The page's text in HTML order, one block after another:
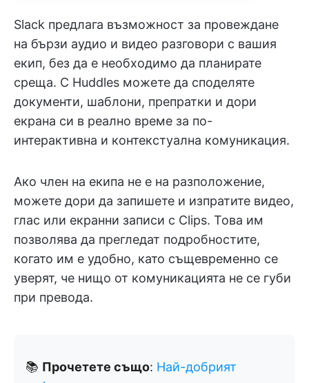
Slack предлага възможност за провеждане
на бързи аудио и видео разговори с вашия
екип, без да е необходимо да планирате
среща. С Huddles можете да споделяте
документи, шаблони, препратки и дори
екрана си в реално време за по-
интерактивна и контекстуална комуникация.
Ако член на екипа не е на разположение,
можете дори да запишете и изпратите видео,
глас или екранни записи с Clips. Това им
позволява да прегледат подробностите,
когато им е удобно, като същевременно се
уверят, че нищо от комуникацията не се губи
при превода.
📚 Прочетете също: Най-добрият